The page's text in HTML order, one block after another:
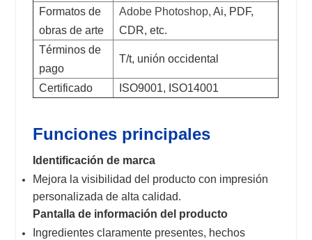
Formatos de
obras de arte
Adobe Photoshop,Ai, PDF,
CDR, etc.
Términos de
pago
T/t, unión occidental
Certificado ISO9001, ISO14001
Funciones principales
Identificación de marca
Mejora la visibilidad del producto con impresión
personalizada de alta calidad.
Pantalla de información del producto
Ingredientes claramente presentes, hechos